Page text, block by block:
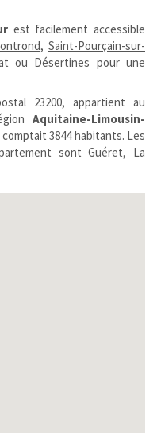
est facilement accessible
, Saint-Pourçain-sur-
ou Désertines pour une
23200, appartient au
Aquitaine-Limousin-
comptait 3844 habitants. Les
sont Guéret, La